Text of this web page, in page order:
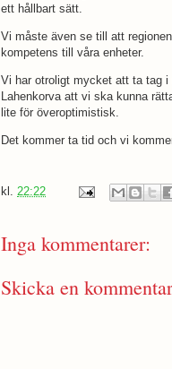
ett hållbart sätt.
Vi måste även se till att
kompetens till våra enheter.
Vi har otroligt mycket att ta tag
Lahenkorva att vi ska kunna
lite för överoptimistisk.
Det kommer ta tid och vi
kl. 22:22
Inga kommentarer:
Skicka en kommentar